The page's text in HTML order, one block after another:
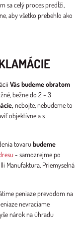
sa celý proces predĺži,
aby všetko prebehlo ako
Vás budeme obratom
bežne do 2 - 3
nebojte, nebudeme to
objektívne a s
tovarubudeme
- samozrejme po
Manufaktura, Priemyselná
peniaze prevodom na
nevraciame
nárok na úhradu